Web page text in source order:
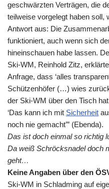
geschwärzten Verträgen, die
teilweise vorgelegt haben soll,
Antwort aus: Die
funktioniert, auch wenn sich
hineinschauen habe lassen.
Ski-WM, Reinhold Zitz,
Anfrage, dass ‘alles
Schützenhöfer (…) wies
der Ski-WM über den Tisch
‘Das kann ich mit Sicherheit
noch nie gemacht’” (Ebenda).
Das ist doch einmal so richtig
Da weiß Schröcksnadel doch
geht…
Keine Angaben über den
Ski-WM in Schladming auf